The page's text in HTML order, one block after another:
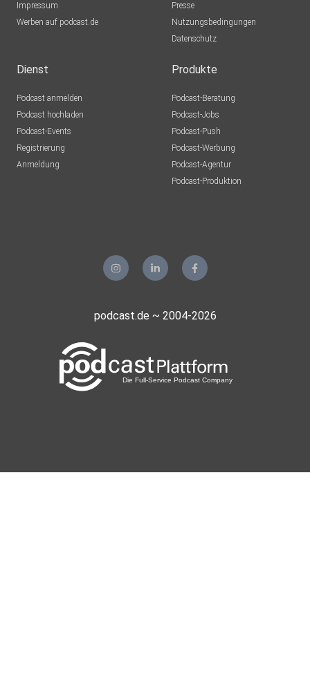
Impressum
Werben auf podcast.de
Presse
Nutzungsbedingungen
Datenschutz
Dienst
Podcast anmelden
Podcast hochladen
Podcast-Events
Registrierung
Anmeldung
Produkte
Podcast-Beratung
Podcast-Jobs
Podcast-Push
Podcast-Werbung
Podcast-Agentur
Podcast-Produktion
podcast.de ~ 2004-2026